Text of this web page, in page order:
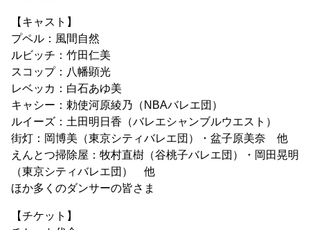
【キャスト】
プペル：風間自然
ルビッチ：竹田仁美
スコップ：八幡顕光
レベッカ：白石あゆ美
キャシー：勅使河原綾乃（NBAバレエ団）
ルイーズ：土田明日香（バレエシャンブルウエスト）
街灯：岡博美（東京シティバレエ団）・盆子原美奈 他
えんとつ掃除屋：牧村直樹（谷桃子バレエ団）・岡田晃明
（東京シティバレエ団） 他
ほか多くのダンサーの皆さま
【チケット】